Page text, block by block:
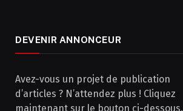
DEVENIR ANNONCEUR
Avez-vous un projet de publication
d’articles ? N’attendez plus ! Cliquez
maintenant sur le bouton ci-dessous.